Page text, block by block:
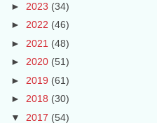
► 2023 (34)
► 2022 (46)
► 2021 (48)
► 2020 (51)
► 2019 (61)
► 2018 (30)
▼ 2017 (54)